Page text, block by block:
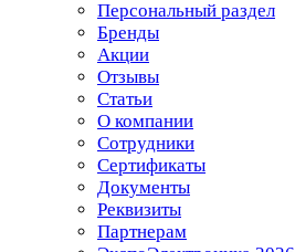
Персональный раздел
Бренды
Акции
Отзывы
Статьи
О компании
Сотрудники
Сертификаты
Документы
Реквизиты
Партнерам